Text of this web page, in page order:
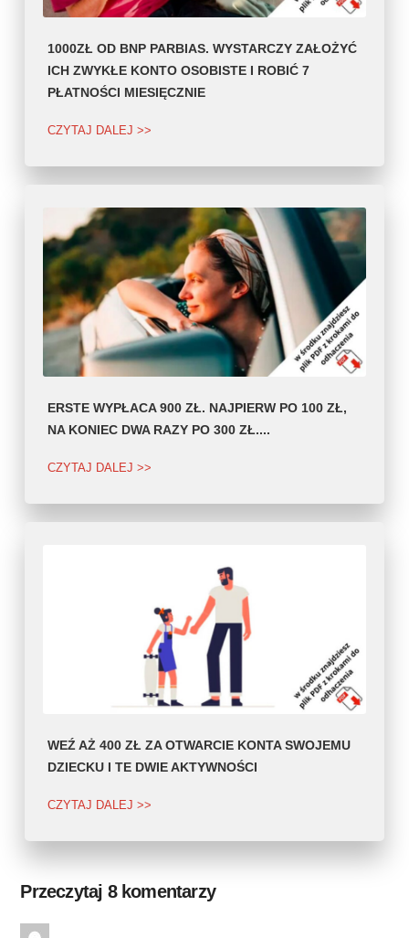
1000ZŁ OD BNP PARBIAS. WYSTARCZY ZAŁOŻYĆ
ICH ZWYKŁE KONTO OSOBISTE I ROBIĆ 7
PŁATNOŚCI MIESIĘCZNIE
CZYTAJ DALEJ >>
ERSTE WYPŁACA 900 ZŁ. NAJPIERW PO 100 ZŁ,
NA KONIEC DWA RAZY PO 300 ZŁ....
CZYTAJ DALEJ >>
WEŹ AŻ 400 ZŁ ZA OTWARCIE KONTA SWOJEMU
DZIECKU I TE DWIE AKTYWNOŚCI
CZYTAJ DALEJ >>
Przeczytaj 8 komentarzy